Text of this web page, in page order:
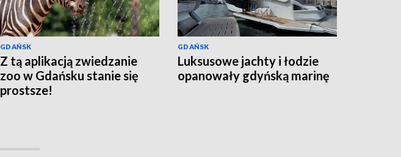
GDAŃSK
Z tą aplikacją zwiedzanie
zoo w Gdańsku stanie się
prostsze!
GDAŃSK
Luksusowe jachty i łodzie
opanowały gdyńską marinę